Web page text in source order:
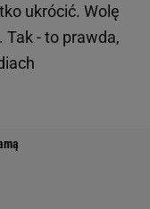
ukrócić. Wolę
- to prawda,